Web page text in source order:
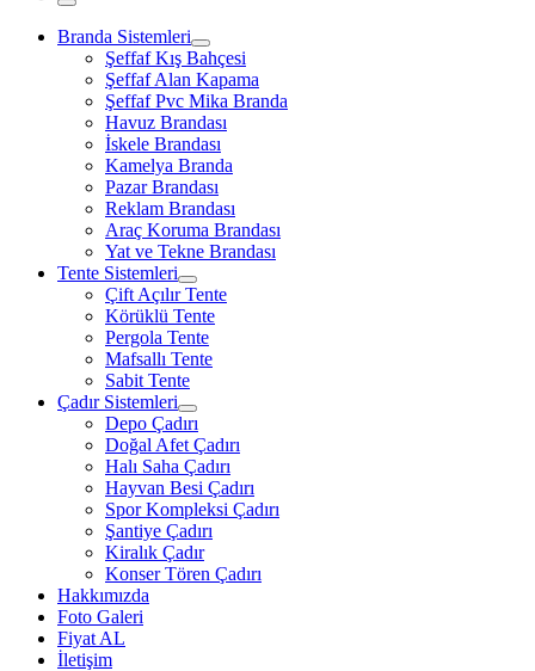
Menü
Branda Sistemleri
Şeffaf Kış Bahçesi
Şeffaf Alan Kapama
Şeffaf Pvc Mika Branda
Havuz Brandası
İskele Brandası
Kamelya Branda
Pazar Brandası
Reklam Brandası
Araç Koruma Brandası
Yat ve Tekne Brandası
Tente Sistemleri
Çift Açılır Tente
Körüklü Tente
Pergola Tente
Mafsallı Tente
Sabit Tente
Çadır Sistemleri
Depo Çadırı
Doğal Afet Çadırı
Halı Saha Çadırı
Hayvan Besi Çadırı
Spor Kompleksi Çadırı
Şantiye Çadırı
Kiralık Çadır
Konser Tören Çadırı
Hakkımızda
Foto Galeri
Fiyat AL
İletişim